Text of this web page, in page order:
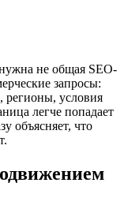
не общая SEO-
запросы:
регионы, условия
легче попадает
объясняет, что